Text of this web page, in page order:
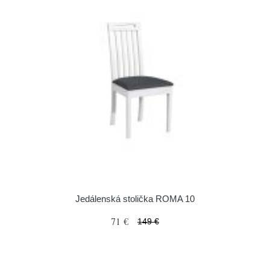
Jedálenská stolička ROMA 10
71 € 149 €